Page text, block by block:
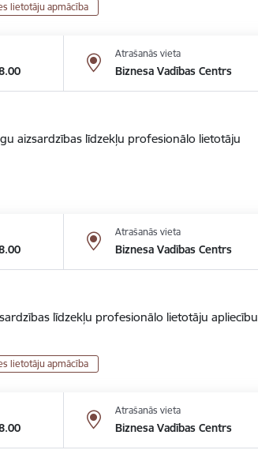
lietotāju apmācība
Atrašanās vieta
Biznesa Vadības Centrs
aizsardzības līdzekļu profesionālo lietotāju
Atrašanās vieta
Biznesa Vadības Centrs
līdzekļu profesionālo lietotāju apliecību
lietotāju apmācība
Atrašanās vieta
Biznesa Vadības Centrs